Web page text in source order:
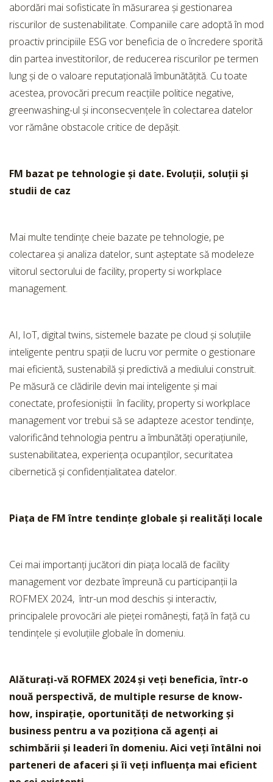
abordări mai sofisticate în măsurarea și gestionarea
riscurilor de sustenabilitate. Companiile care adoptă în mod
proactiv principiile ESG vor beneficia de o încredere sporită
din partea investitorilor, de reducerea riscurilor pe termen
lung și de o valoare reputațională îmbunătățită. Cu toate
acestea, provocări precum reacțiile politice negative,
greenwashing-ul și inconsecvențele în colectarea datelor
vor rămâne obstacole critice de depășit.
FM bazat pe tehnologie și date. Evoluții, soluții și
studii de caz
Mai multe tendințe cheie bazate pe tehnologie, pe
colectarea și analiza datelor, sunt așteptate să modeleze
viitorul sectorului de facility, property si workplace
management.
AI, IoT, digital twins, sistemele bazate pe cloud și soluțiile
inteligente pentru spații de lucru vor permite o gestionare
mai eficientă, sustenabilă și predictivă a mediului construit.
Pe măsură ce clădirile devin mai inteligente și mai
conectate, profesioniștii în facility, property si workplace
management vor trebui să se adapteze acestor tendințe,
valorificând tehnologia pentru a îmbunătăți operațiunile,
sustenabilitatea, experiența ocupanților, securitatea
cibernetică și confidențialitatea datelor.
Piața de FM între tendințe globale și realități locale
Cei mai importanți jucători din piața locală de facility
management vor dezbate împreună cu participanții la
ROFMEX 2024, într-un mod deschis și interactiv,
principalele provocări ale pieței românești, față în față cu
tendințele și evoluțiile globale în domeniu.
Alăturați-vă ROFMEX 2024 și veți beneficia, într-o
nouă perspectivă, de multiple resurse de know-
how, inspirație, oportunități de networking și
business pentru a va poziționa că agenți ai
schimbării și leaderi în domeniu. Aici veți întâlni noi
parteneri de afaceri și îi veți influența mai eficient